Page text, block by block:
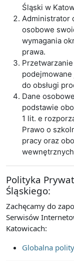
Śląski w
Administrator
osobowe
wymagania
prawa.
do obsługi
Dane
podstawie
1 lit. e
Prawo o
pracy oraz
Polityka
Śląskiego:
Zachęcamy do
Serwisów
Katowicach:
Globalna